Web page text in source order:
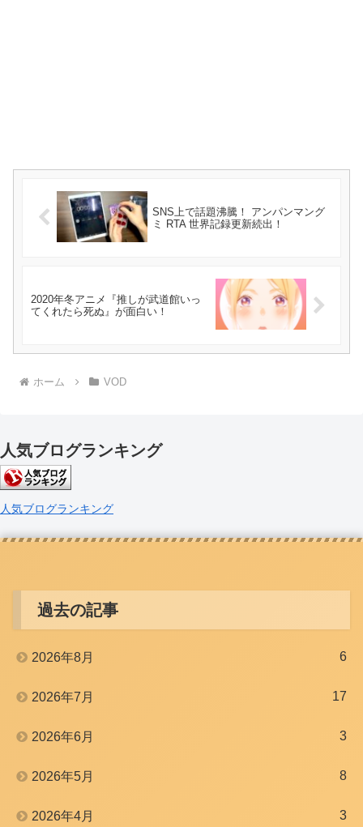
SNS上で話題沸騰！ アンパンマング
ミ RTA 世界記録更新続出！
2020年冬アニメ『推しが武道館いっ
てくれたら死ぬ』が面白い！
ホーム VOD
人気ブログランキング
人気ブログランキング
過去の記事
2026年8月 6
2026年7月 17
2026年6月 3
2026年5月 8
2026年4月 3